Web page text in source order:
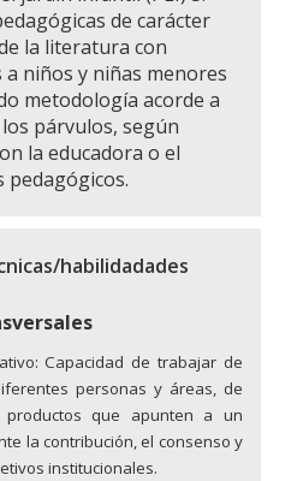
de carácter
la literatura con
niños y niñas menores
metodología acorde a
párvulos, según
la educadora o el
pedagógicos.
habilidadades
Capacidad de trabajar de
personas y áreas, de
productos que apunten a un
la contribución, el consenso y
institucionales.